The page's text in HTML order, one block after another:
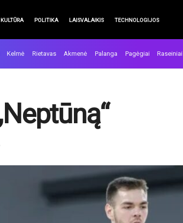
KULTŪRA POLITIKA LAISVALAIKIS TECHNOLOGIJOS
Kelmė Rietavas Akmenė Palanga Pagėgiai Raseiniai